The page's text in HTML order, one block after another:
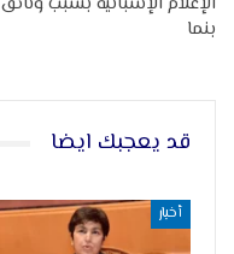
بنما
قد يعجبك ايضا
أخبار